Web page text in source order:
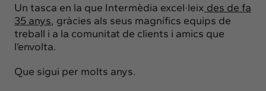
Un tasca en la que Intermèdia excel·leix des de fa
35 anys, gràcies als seus magnífics equips de
treball i a la comunitat de clients i amics que
l’envolta.
Que sigui per molts anys.